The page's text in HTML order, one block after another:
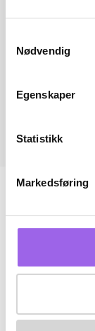
Nødvendig
Egenskaper
Statistikk
Markedsføring